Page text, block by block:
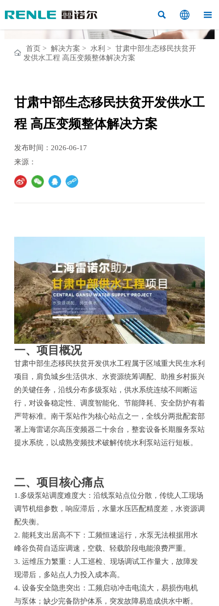
  
首页> 解决方案 > 水利 > 甘肃中部生态移民扶贫开
发供水工程 高压变频整体解决方案
甘肃中部生态移民扶贫开发供水工
程 高压变频整体解决方案
发布时间：2026-06-17
来源：
一、项目概况
甘肃中部生态移民扶贫开发供水工程属于区域重大民生水利
项目，肩负城乡生活供水、水资源统筹调配、助推乡村振兴
的关键任务，沿线分布多级泵站，供水系统连续不间断运
行，对设备稳定性、调度智能化、节能降耗、安全防护有着
严苛标准。南干泵站作为核心站点之一，全线分两批配套部
署上海雷诺尔高压变频器二十余台，整套设备长期服务泵站
提水系统，以成熟变频技术破解传统水利泵站运行短板。
二、项目核心痛点
1.多级泵站调度难度大：沿线泵站点位分散，传统人工现场
调节机组参数，响应滞后，水量水压匹配精度差，水资源调
配失衡。
2. 能耗支出居高不下：工频恒速运行，水泵无法根据用水
峰谷负荷自适应调速，空载、轻载阶段电能浪费严重。
3. 运维压力繁重：人工巡检、现场调试工作量大，故障发
现滞后，多站点人力投入成本高。
4. 设备安全隐患突出：工频启动冲击电流大，易损伤电机
与泵体；缺少完备防护体系，突发故障易造成供水中断。